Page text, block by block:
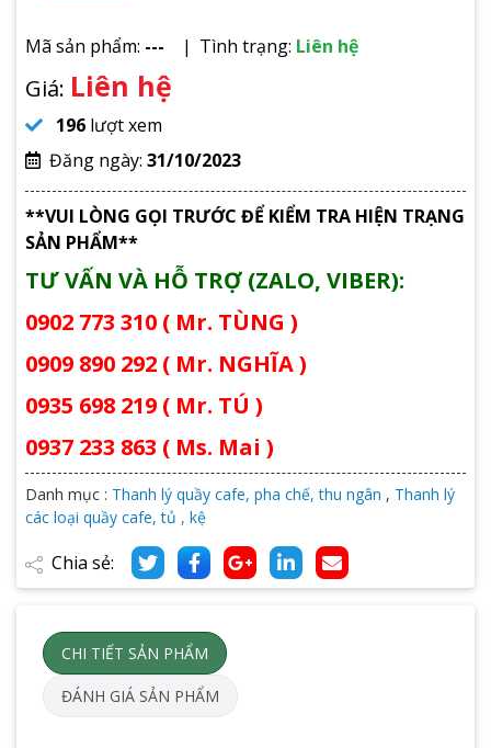
Mã sản phẩm: --- Tình trạng: Liên hệ
Giá: Liên hệ
196 lượt xem
Đăng ngày: 31/10/2023
**VUI LÒNG GỌI TRƯỚC ĐỂ KIỂM TRA HIỆN TRẠNG
SẢN PHẨM**
TƯ VẤN VÀ HỖ TRỢ (ZALO, VIBER):
0902 773 310 ( Mr. TÙNG )
0909 890 292 ( Mr. NGHĨA )
0935 698 219 ( Mr. TÚ )
0937 233 863 ( Ms. Mai )
Danh mục : Thanh lý quầy cafe, pha chế, thu ngân , Thanh lý
các loại quầy cafe, tủ , kệ
Chia sẻ:
CHI TIẾT SẢN PHẨM
ĐÁNH GIÁ SẢN PHẨM